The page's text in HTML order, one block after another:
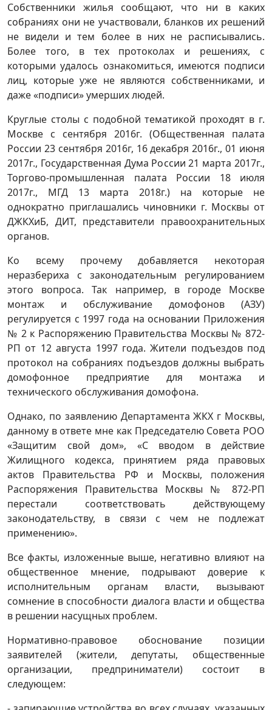
Собственники жилья сообщают, что ни в каких
собраниях они не участвовали, бланков их решений
не видели и тем более в них не расписывались.
Более того, в тех протоколах и решениях, с
которыми удалось ознакомиться, имеются подписи
лиц, которые уже не являются собственниками, и
даже «подписи» умерших людей.
Круглые столы с подобной тематикой проходят в г.
Москве с сентября 2016г. (Общественная палата
России 23 сентября 2016г, 16 декабря 2016г., 01 июня
2017г., Государственная Дума России 21 марта 2017г.,
Торгово-промышленная палата России 18 июля
2017г., МГД 13 марта 2018г.) на которые не
однократно приглашались чиновники г. Москвы от
ДЖКХиБ, ДИТ, представители правоохранительных
органов.
Ко всему прочему добавляется некоторая
неразбериха с законодательным регулированием
этого вопроса. Так например, в городе Москве
монтаж и обслуживание домофонов (АЗУ)
регулируется с 1997 года на основании Приложения
№ 2 к Распоряжению Правительства Москвы № 872-
РП от 12 августа 1997 года. Жители подъездов под
протокол на собраниях подъездов должны выбрать
домофонное предприятие для монтажа и
технического обслуживания домофона.
Однако, по заявлению Департамента ЖКХ г Москвы,
данному в ответе мне как Председателю Совета РОО
«Защитим свой дом», «С вводом в действие
Жилищного кодекса, принятием ряда правовых
актов Правительства РФ и Москвы, положения
Распоряжения Правительства Москвы № 872-РП
перестали соответствовать действующему
законодательству, в связи с чем не подлежат
применению».
Все факты, изложенные выше, негативно влияют на
общественное мнение, подрывают доверие к
исполнительным органам власти, вызывают
сомнение в способности диалога власти и общества
в решении насущных проблем.
Нормативно-правовое обоснование позиции
заявителей (жители, депутаты, общественные
организации, предприниматели) состоит в
следующем: